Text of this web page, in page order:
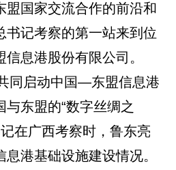
盟国家交流合作的前沿和
书记考察的第一站来到位
息港股份有限公司。
同启动中国—东盟信息港
东盟的“数字丝绸之
在广西考察时，鲁东亮
港基础设施建设情况。